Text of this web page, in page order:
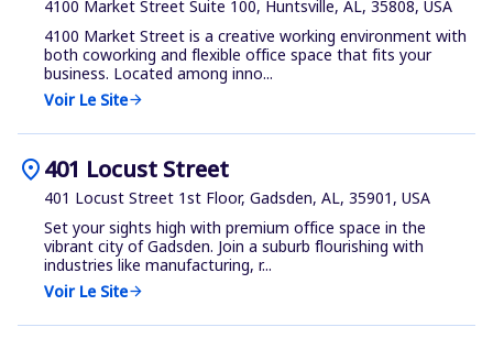
4100 Market Street Suite 100, Huntsville, AL, 35808, USA
4100 Market Street is a creative working environment with
both coworking and flexible office space that fits your
business. Located among inno...
Voir Le Sitearrow_forward
location_on401 Locust Street
401 Locust Street 1st Floor, Gadsden, AL, 35901, USA
Set your sights high with premium office space in the
vibrant city of Gadsden. Join a suburb flourishing with
industries like manufacturing, r...
Voir Le Sitearrow_forward